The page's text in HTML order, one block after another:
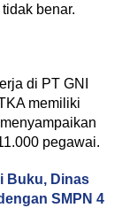
benar.
di PT GNI
memiliki
pegawai.
Buku, Dinas
SMPN 4